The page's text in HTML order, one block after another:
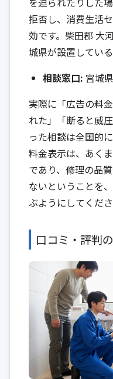
拒否し、消費生活
効です。柴田郡 大
城県が設置してい
相談窓口: 宮城
実際に「広告の料
れた」「断ると威
った相談は全国的
料金表示は、あく
であり、修理の品
ないということを
ぶようにしてくださ
口コミ・評判